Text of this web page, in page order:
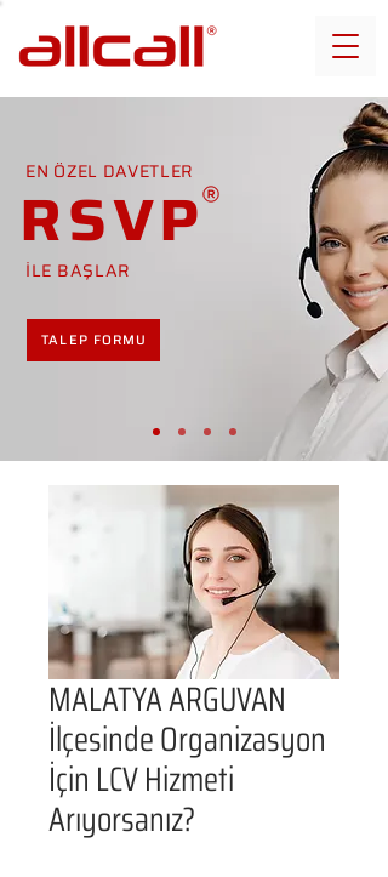
EN ÖZEL DAVETLER
RSVP
İLE BAŞLAR
TALEP FORMU
MALATYA ARGUVAN
İlçesinde Organizasyon
İçin LCV Hizmeti
Arıyorsanız?